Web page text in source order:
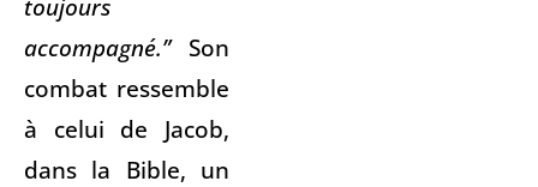
accompagné.”Son
combat ressemble
à celui de Jacob,
dans la Bible, un